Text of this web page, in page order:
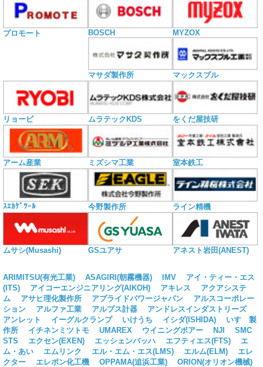
プロモート BOSCH MYZOX
マサダ製作所 マックスブル
リョービ ムラテックKDS をくだ屋技研
アーム産業 ミズシマ工業 室本鉄工
ｽｴｶｹﾞﾂｰﾙ 今野製作所 ライン精機
ムサシ(Musashi) GSユアサ アネスト岩田(ANEST)
ARIMITSU(有光工業) ASAGIRI(朝霧機器) IMV
アイ・ティー・エス
(ITS)
アイコーエンジニアリング(AIKOH) アキレス
アクアシステ
ム
アサヒ理化製作所 アプライドパワージャパン
アルスコーポレー
ション
アルファ工業 アルプス計器
アンドレスインダストリーズ
アンレット
イーグルクランプ いけうち イシダ(ISHIDA)
いすゞ製
作所
イチネンミツトモ UMAREX ウイニングボアー NJI
SMC
STS
エクセン(EXEN) エッシェンバッハ エフティエス(FTS)
エ
ム・あい
エムリンク エル・エム・エス(LMS) エルム(ELM)
エレ
クター
エレポン化工機 OPPAMA(追浜工業)
ORION(オリオン機械)